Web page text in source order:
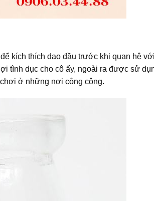
kích thích dạo đầu trước khi quan hệ
tình dục cho cô ấy, ngoài ra được sử
ở những nơi công cộng.